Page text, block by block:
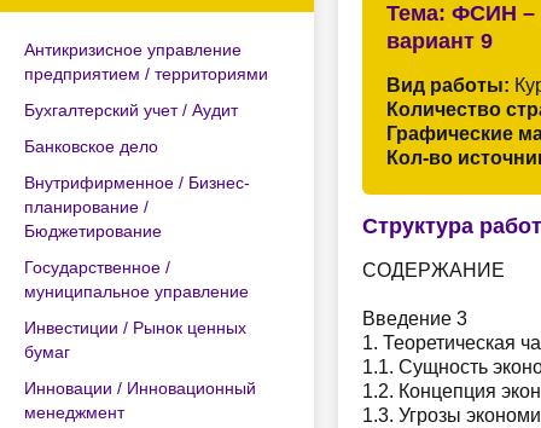
Антикризисное управление
предприятием / территориями
Бухгалтерский учет / Аудит
Банковское дело
Внутрифирменное / Бизнес-
планирование /
Бюджетирование
Государственное /
муниципальное управление
Инвестиции / Рынок ценных
бумаг
Инновации / Инновационный
менеджмент
Тема: ФСИН –
вариант 9
Вид работы:
Количество
Графические
Кол-во
Структура
СОДЕРЖАНИЕ
Введение 3
1. Теоретическая
1.1. Сущность
1.2. Концепция
1.3. Угрозы